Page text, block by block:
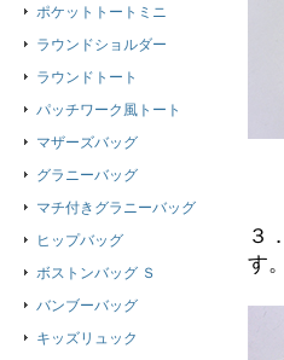
３
す。
ポケットトートミニ
ラウンドショルダー
ラウンドトート
パッチワーク風トート
マザーズバッグ
グラニーバッグ
マチ付きグラニーバッグ
ヒップバッグ
ボストンバッグ Ｓ
バンブーバッグ
キッズリュック